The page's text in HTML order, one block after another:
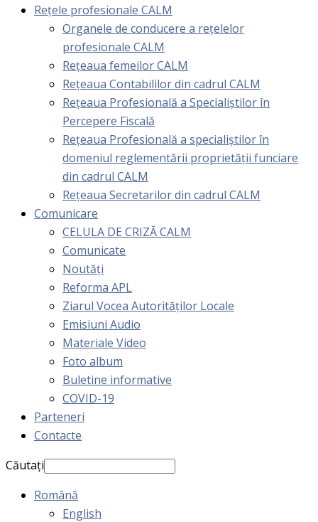
Rețele profesionale CALM
Organele de conducere a rețelelor
profesionale CALM
Rețeaua femeilor CALM
Rețeaua Contabililor din cadrul CALM
Rețeaua Profesională a Specialiștilor în
Percepere Fiscală
Reţeaua Profesională a specialiştilor în
domeniul reglementării proprietăţii funciare
din cadrul CALM
Rețeaua Secretarilor din cadrul CALM
Comunicare
CELULA DE CRIZĂ CALM
Comunicate
Noutăți
Reforma APL
Ziarul Vocea Autorităților Locale
Emisiuni Audio
Materiale Video
Foto album
Buletine informative
COVID-19
Parteneri
Contacte
Căutați
Română
English